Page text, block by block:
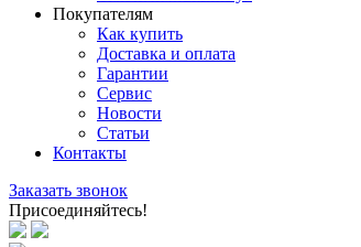
Покупателям
Как купить
Доставка и оплата
Гарантии
Сервис
Новости
Статьи
Контакты
Заказать звонок
Присоединяйтесь!